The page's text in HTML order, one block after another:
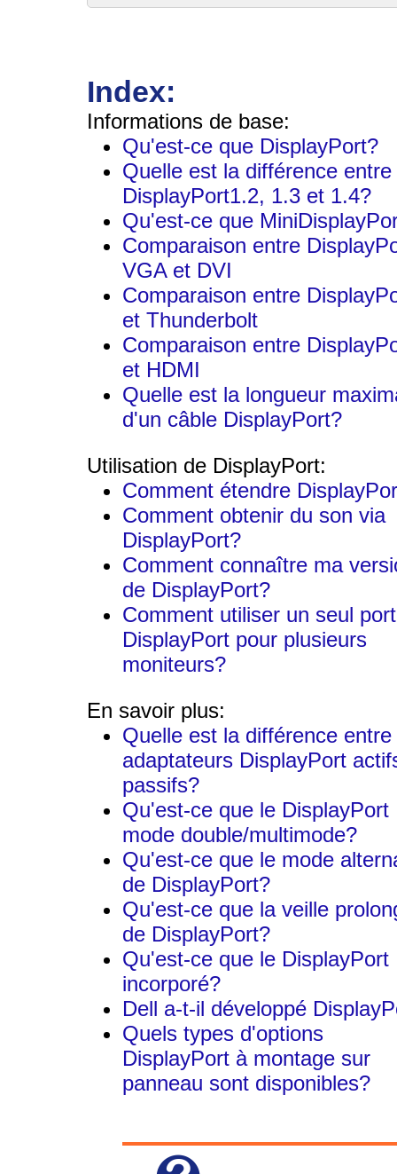
Index:
Informations de base:
Qu'est-ce que DisplayPort?
Quelle est la différence entre
DisplayPort1.2, 1.3 et 1.4?
Qu'est-ce que
Comparaison entre
VGA et DVI
Comparaison entre
et Thunderbolt
Comparaison entre
et HDMI
Quelle est la longueur
d'un câble DisplayPort?
Utilisation de DisplayPort:
Comment étendre
Comment obtenir du son via
DisplayPort?
Comment connaître ma
de DisplayPort?
Comment utiliser un seul port
DisplayPort pour plusieurs
moniteurs?
En savoir plus:
Quelle est la différence entre
adaptateurs DisplayPort
passifs?
Qu'est-ce que le DisplayPort
mode double/multimode?
Qu'est-ce que le mode
de DisplayPort?
Qu'est-ce que la veille
de DisplayPort?
Qu'est-ce que le DisplayPort
incorporé?
Dell a-t-il développé
Quels types d'options
DisplayPort à montage sur
panneau sont disponibles?